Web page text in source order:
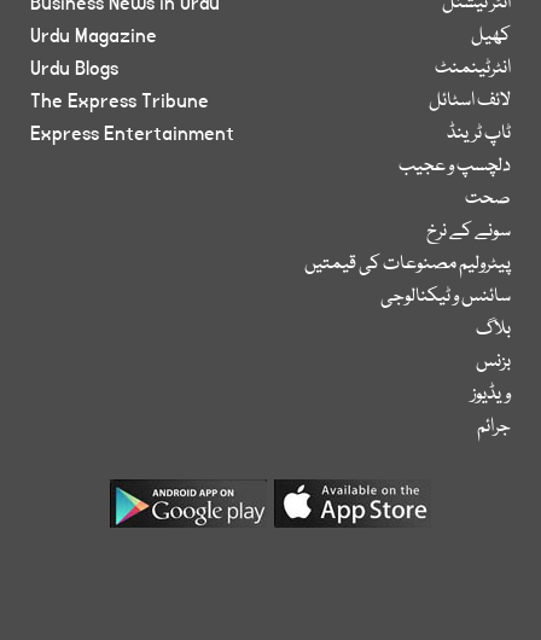
کھیل
انٹرٹینمنٹ
لائف اسٹائل
ٹاپ ٹرینڈ
دلچسپ و عجیب
صحت
سونے کے نرخ
پیٹرولیم مصنوعات کی قیمتیں
سائنس و ٹیکنالوجی
بلاگ
بزنس
ویڈیوز
جرائم
Urdu Magazine
Urdu Blogs
The Express Tribune
Express Entertainment